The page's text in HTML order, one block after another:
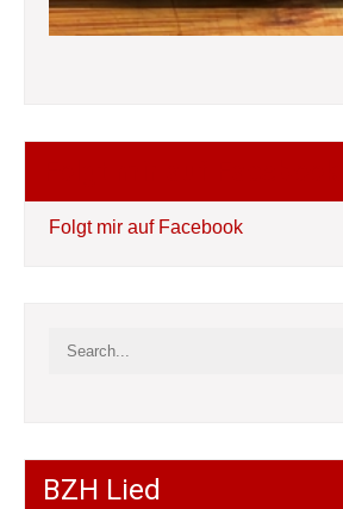
Folgt mir auf Facebook
BZH Lied